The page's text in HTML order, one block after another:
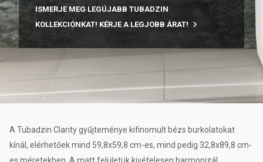
ISMERJE MEG LEGÚJABB TUBADZIN
KOLLEKCIÓNKAT! KÉRJE A LEGJOBB ÁRAT!
A Tubadzin Clarity gyűjteménye kifinomult bézs burkolatokat
kínál, elérhetőek mind 59,8x59,8 cm-es, mind pedig 32,8x89,8 cm-